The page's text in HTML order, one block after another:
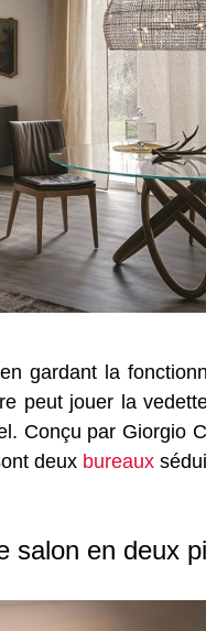
gardant la
peut jouer la
Conçu par Giorgio
deux bureaux
salon en deux